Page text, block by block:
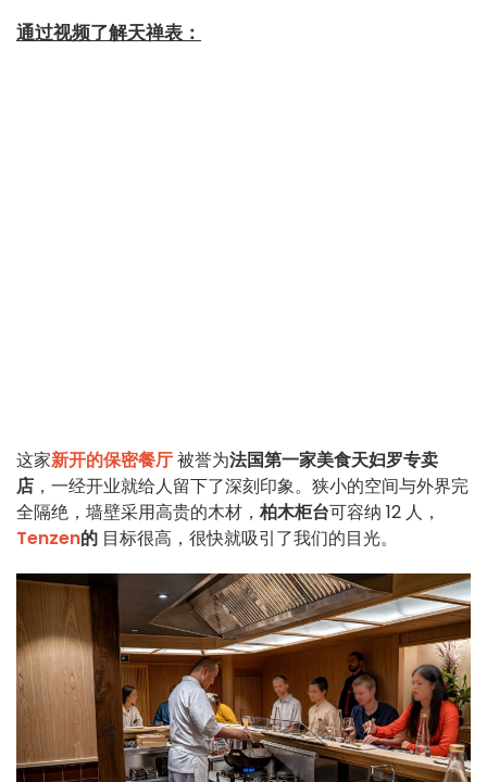
通过视频了解天禅表：
这家新开的保密餐厅被誉为法国第一家美食天妇罗专卖
店 ，一经开业就给人留下了深刻印象。狭小的空间与外界完
全隔绝，墙壁采用高贵的木材， 柏木柜台可容纳 12 人，
Tenzen的 目标很高，很快就吸引了我们的目光。